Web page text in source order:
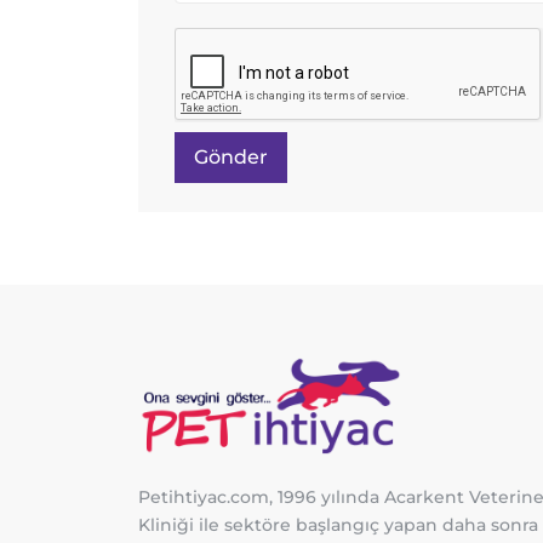
Gönder
Petihtiyac.com, 1996 yılında Acarkent
Kliniği ile sektöre başlangıç yapan daha sonra